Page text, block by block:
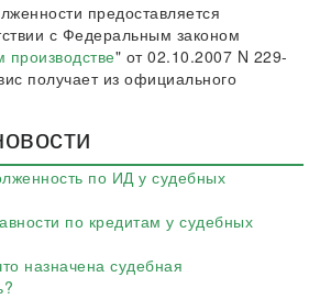
предоставляется
с Федеральным законом
" от 02.10.2007 N 229-
получает из официального
по ИД у судебных
по кредитам у судебных
назначена судебная